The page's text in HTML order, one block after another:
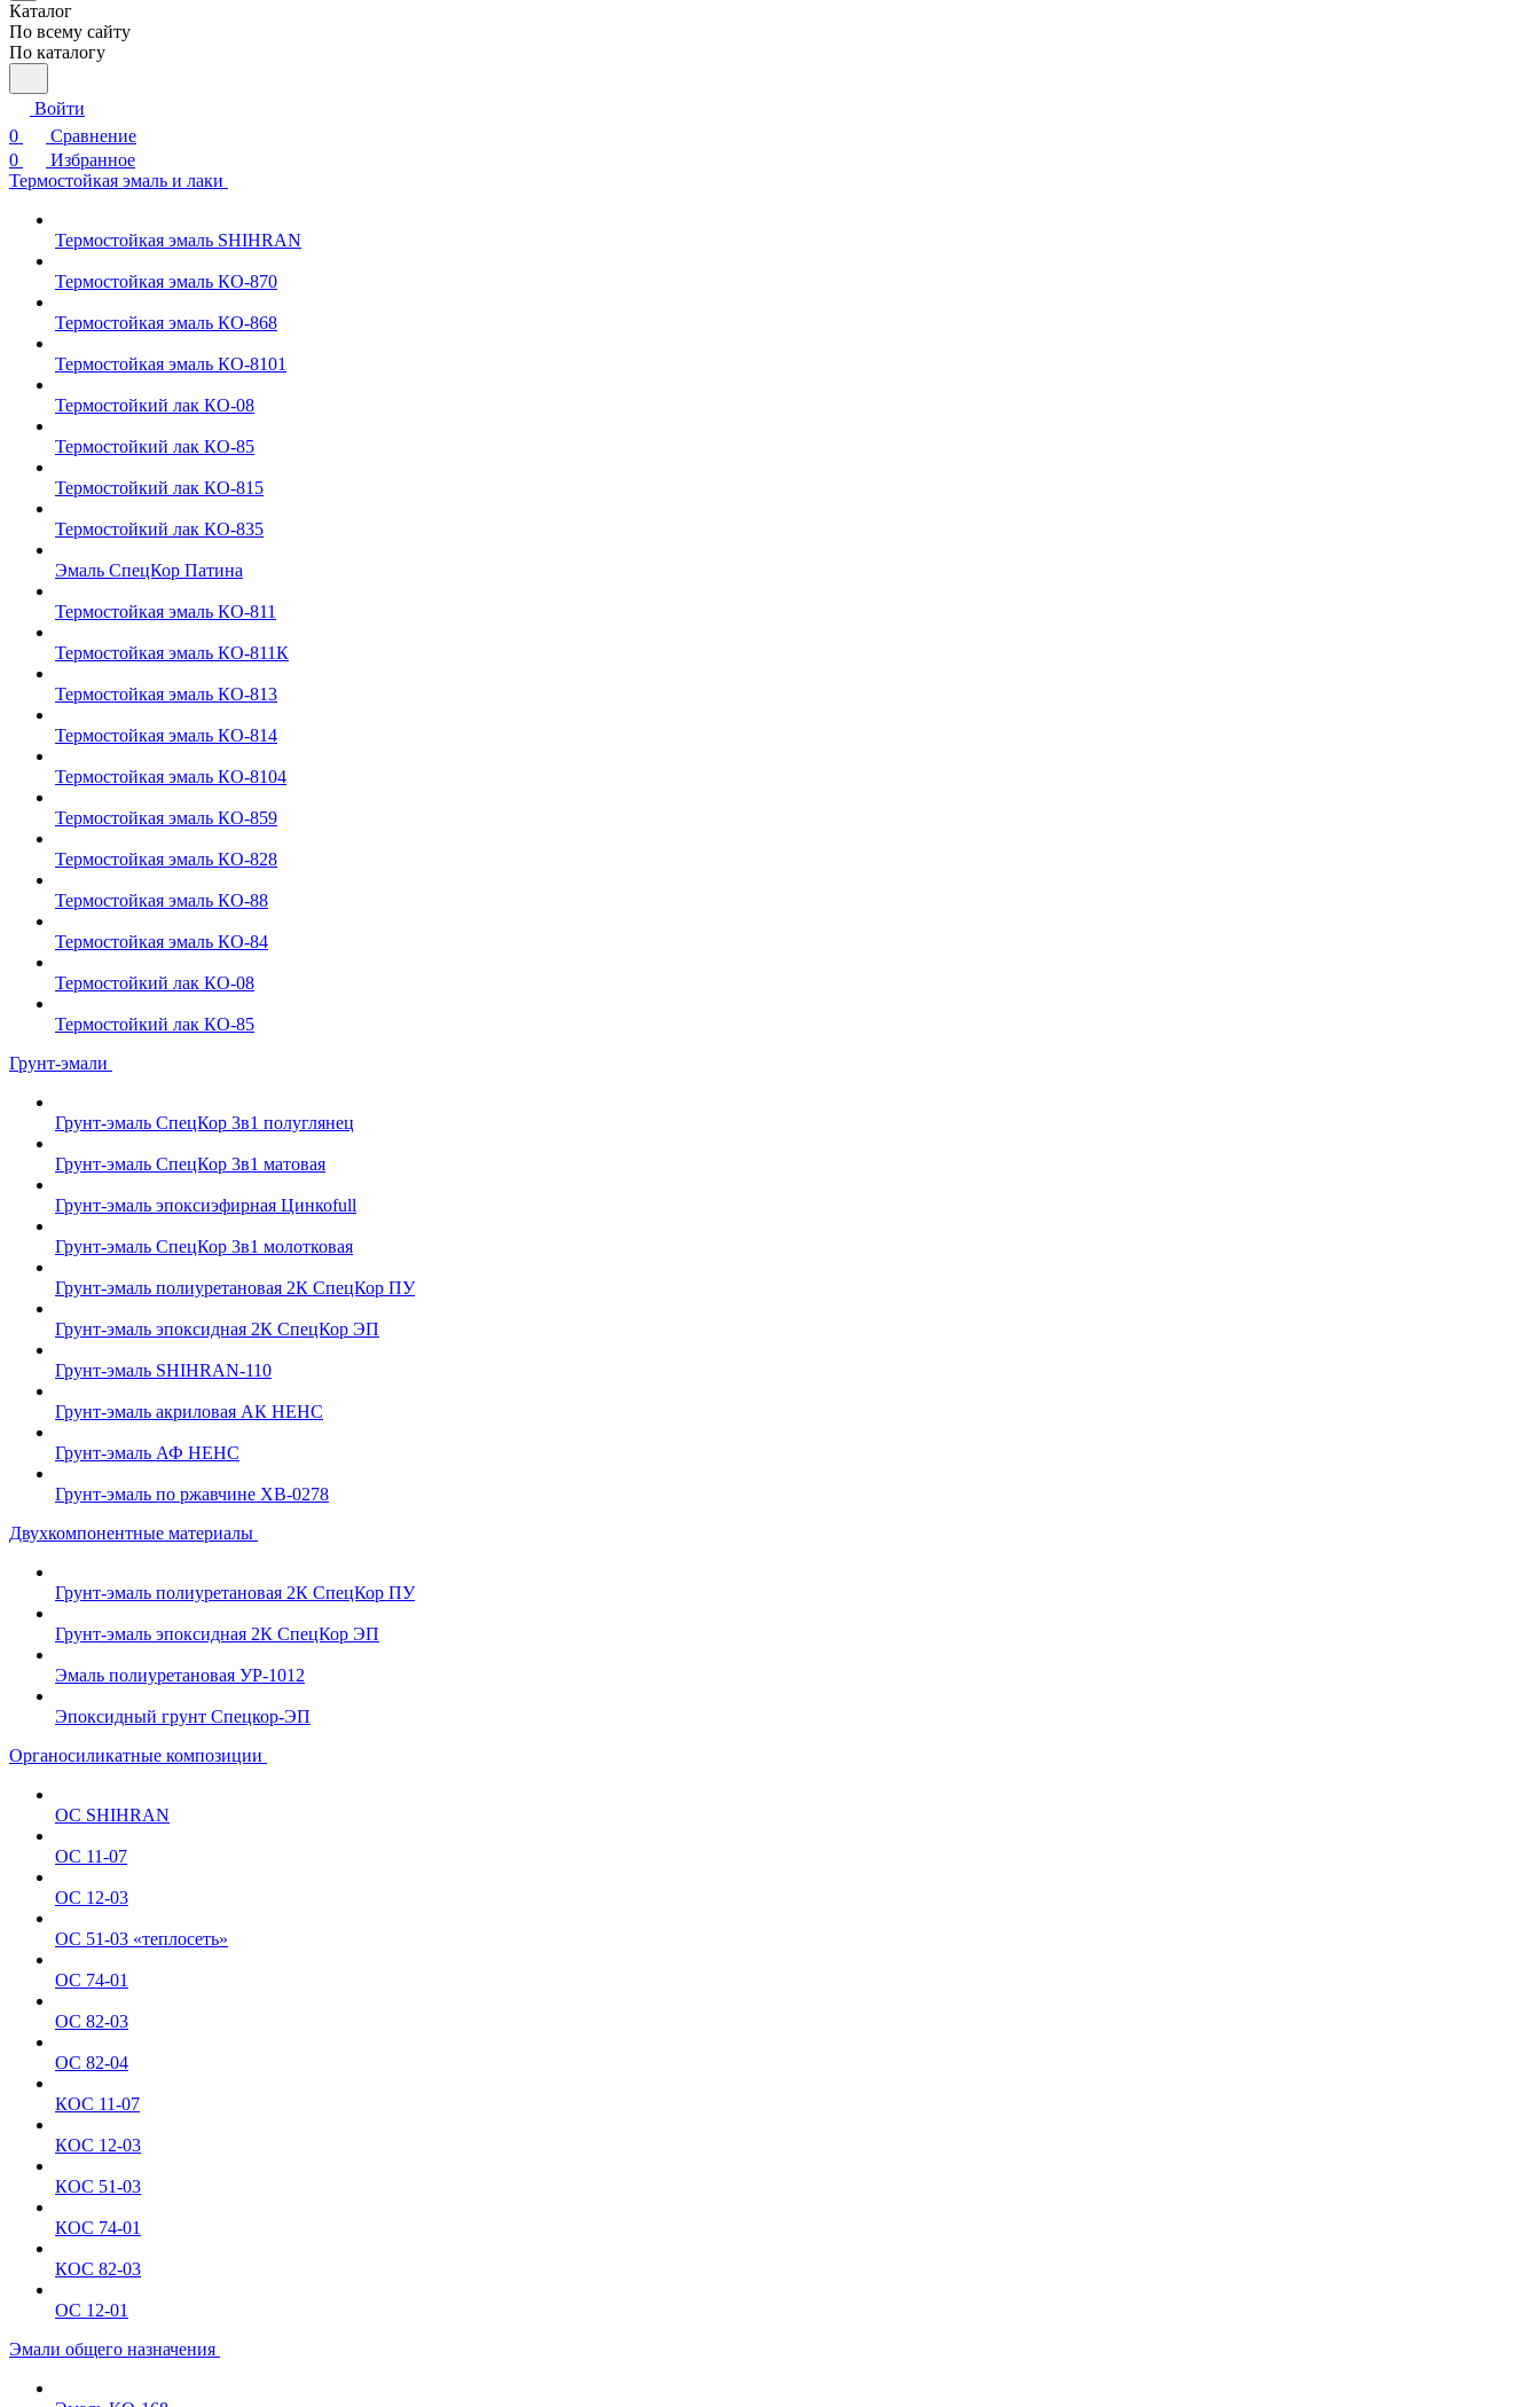
Каталог
По всему сайту
По каталогу
Войти
0
Сравнение
0
Избранное
Термостойкая эмаль и лаки
Термостойкая эмаль SHIHRAN
Термостойкая эмаль КО-870
Термостойкая эмаль КО-868
Термостойкая эмаль КО-8101
Термостойкий лак КО-08
Термостойкий лак КО-85
Термостойкий лак КО-815
Термостойкий лак КО-835
Эмаль СпецКор Патина
Термостойкая эмаль КО-811
Термостойкая эмаль КО-811К
Термостойкая эмаль КО-813
Термостойкая эмаль КО-814
Термостойкая эмаль КО-8104
Термостойкая эмаль КО-859
Термостойкая эмаль КО-828
Термостойкая эмаль КО-88
Термостойкая эмаль КО-84
Термостойкий лак КО-08
Термостойкий лак КО-85
Грунт-эмали
Грунт-эмаль СпецКор 3в1 полуглянец
Грунт-эмаль СпецКор 3в1 матовая
Грунт-эмаль эпоксиэфирная Цинкоfull
Грунт-эмаль СпецКор 3в1 молотковая
Грунт-эмаль полиуретановая 2К СпецКор ПУ
Грунт-эмаль эпоксидная 2К СпецКор ЭП
Грунт-эмаль SHIHRAN-110
Грунт-эмаль акриловая АК НЕНС
Грунт-эмаль АФ НЕНС
Грунт-эмаль по ржавчине ХВ-0278
Двухкомпонентные материалы
Грунт-эмаль полиуретановая 2К СпецКор ПУ
Грунт-эмаль эпоксидная 2К СпецКор ЭП
Эмаль полиуретановая УР-1012
Эпоксидный грунт Спецкор-ЭП
Органосиликатные композиции
ОС SHIHRAN
ОС 11-07
ОС 12-03
ОС 51-03 «теплосеть»
ОС 74-01
ОС 82-03
ОС 82-04
КОС 11-07
КОС 12-03
КОС 51-03
КОС 74-01
КОС 82-03
ОС 12-01
Эмали общего назначения